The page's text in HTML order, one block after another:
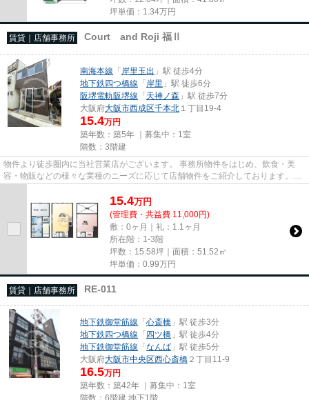
坪単価： 1.34万円
賃貸｜店舗事務所 Court and Roji 福Ⅱ
南海本線 「 岸里玉出 」駅 徒歩4分
地下鉄四つ橋線 「 岸里 」駅 徒歩6分
阪堺電軌阪堺線 「天神ノ森 」駅 徒歩7分
大阪府大阪市西成区千本北 １丁目19-4
15.4万円
築年数：築5年 ｜募集中： 1室
階数：3階建
物件より徒歩圏内に当社営業店がございます。 事務所物件をはじめ、飲食・美
容・物販などの様々な業種のニーズに応じて店舗物件をご紹介しております。
尚、弊社ではおとり広告は一切...
15.4万円
(管理費・共益費 11,000円)
敷：0ヶ月｜礼：1.1ヶ月
所在階：1-3階
坪数：15.58坪｜面積：51.52㎡
坪単価： 0.99万円
賃貸｜店舗事務所 RE-011
地下鉄御堂筋線 「心斎橋 」駅 徒歩3分
地下鉄四つ橋線 「四ツ橋 」駅 徒歩4分
地下鉄御堂筋線 「なんば 」駅 徒歩5分
大阪府大阪市中央区西心斎橋 ２丁目11-9
16.5万円
築年数：築42年 ｜募集中： 1室
階数：6階建 地下1階